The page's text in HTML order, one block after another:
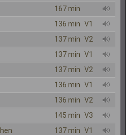
167 min
136 min V1
137 min V2
137 min V1
137 min V2
136 min V1
136 min V2
145 min V3
137 min V1